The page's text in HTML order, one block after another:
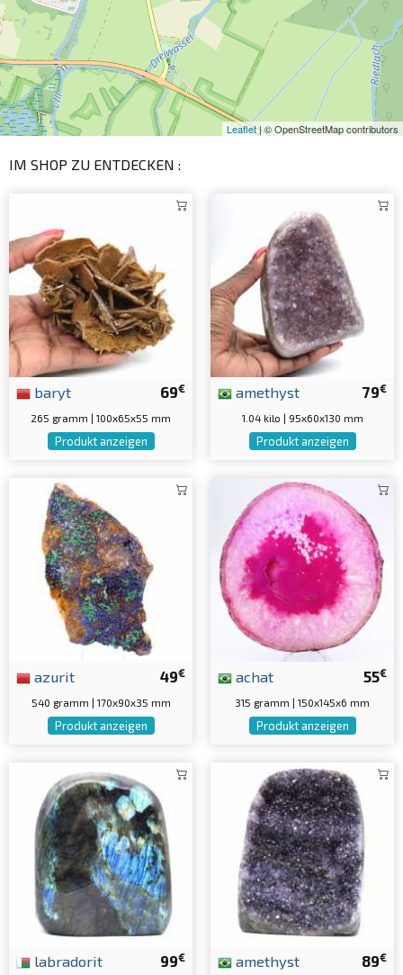
Leaflet| © OpenStreetMap contributors
IM SHOP ZU ENTDECKEN :
69€
baryt
265 gramm | 100x65x55 mm
Produkt anzeigen
79€
amethyst
1.04 kilo | 95x60x130 mm
Produkt anzeigen
49€
azurit
540 gramm | 170x90x35 mm
Produkt anzeigen
55€
achat
315 gramm | 150x145x6 mm
Produkt anzeigen
99€
labradorit 89€
amethyst